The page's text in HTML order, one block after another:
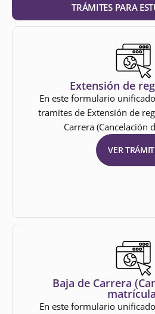
TRÁMITES PARA
Extensión de
En este formulario
tramites de Extensión de
Carrera (Cancelación
VER
Baja de Carrera
En este formulario